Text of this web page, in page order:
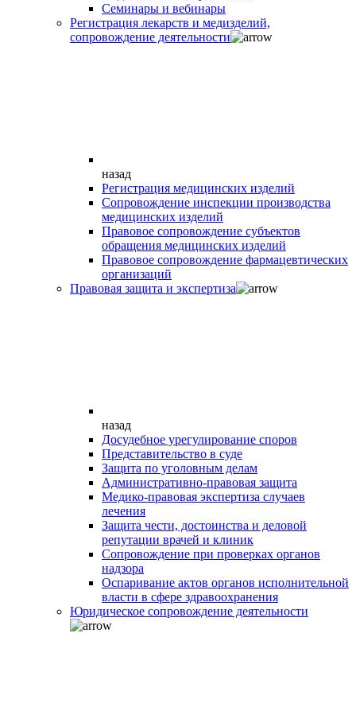
Семинары и вебинары
Регистрация лекарств и медизделий,
сопровождение деятельности
назад
Регистрация медицинских изделий
Сопровождение инспекции производства
медицинских изделий
Правовое сопровождение субъектов
обращения медицинских изделий
Правовое сопровождение фармацевтических
организаций
Правовая защита и экспертиза
назад
Досудебное урегулирование споров
Представительство в суде
Защита по уголовным делам
Административно-правовая защита
Медико-правовая экспертиза случаев
лечения
Защита чести, достоинства и деловой
репутации врачей и клиник
Сопровождение при проверках органов
надзора
Оспаривание актов органов исполнительной
власти в сфере здравоохранения
Юридическое сопровождение деятельности